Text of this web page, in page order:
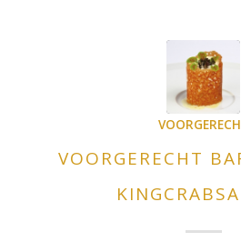
VOORGERECHT